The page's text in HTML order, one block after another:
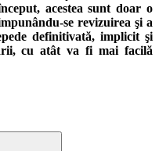
acestea sunt doar o
se revizuirea şi a
definitivată, implicit şi
cu atât va fi mai facilă